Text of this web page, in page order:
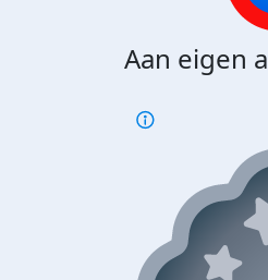
Aan eigen